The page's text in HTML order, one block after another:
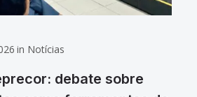
in Notícias
debate sobre